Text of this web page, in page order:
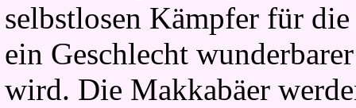
selbstlosen Kämpfer für
ein Geschlecht
wird. Die Makkabäer